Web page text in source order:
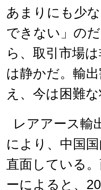
あまりにも少
できない」の
ら、取引市場
は静かだ。輸
え、今は困難な
レアアース輸
により、中国
直面している
ーによると、